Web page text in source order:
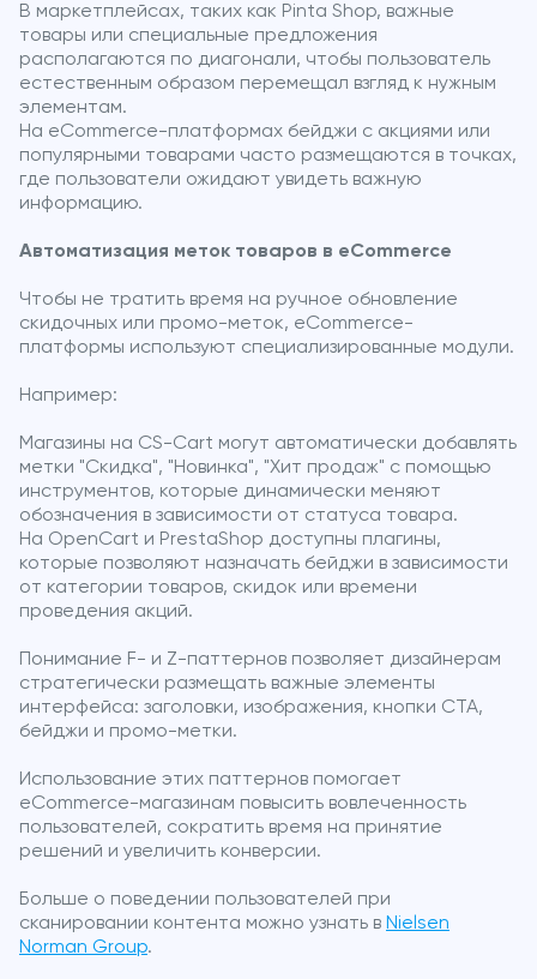
В маркетплейсах, таких как Pinta Shop, важные
товары или специальные предложения
располагаются по диагонали, чтобы пользователь
естественным образом перемещал взгляд к нужным
элементам.
На eCommerce-платформах бейджи с акциями или
популярными товарами часто размещаются в точках,
где пользователи ожидают увидеть важную
информацию.
Автоматизация меток товаров в eCommerce
Чтобы не тратить время на ручное обновление
скидочных или промо-меток, eCommerce-
платформы используют специализированные модули.
Например:
Магазины на CS-Cart могут автоматически добавлять
метки "Скидка", "Новинка", "Хит продаж" с помощью
инструментов, которые динамически меняют
обозначения в зависимости от статуса товара.
На OpenCart и PrestaShop доступны плагины,
которые позволяют назначать бейджи в зависимости
от категории товаров, скидок или времени
проведения акций.
Понимание F- и Z-паттернов позволяет дизайнерам
стратегически размещать важные элементы
интерфейса: заголовки, изображения, кнопки CTA,
бейджи и промо-метки.
Использование этих паттернов помогает
eCommerce-магазинам повысить вовлеченность
пользователей, сократить время на принятие
решений и увеличить конверсии.
Больше о поведении пользователей при
сканировании контента можно узнать в Nielsen
Norman Group.